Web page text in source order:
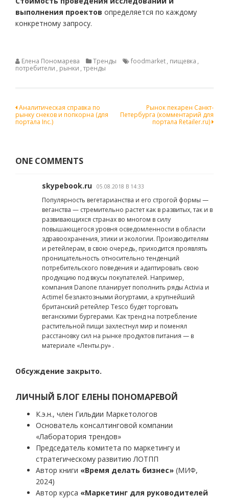
выполнения проектов определяется по каждому
конкретному запросу.
Елена Пономарева Тренды foodmarket, пищевка ,
потребители , рынки , тренды
Навигация
по
Аналитическая справка по
рынку снеков и попкорна (для
портала Inc.)
Рынок пекарен Санкт-
Петербурга (комментарий для
портала Retailer.ru)
ONE COMMENTS
skypebook.ru 05.08.2018 В 14:33
Популярность вегетарианства и его строгой формы —
веганства — стремительно растет как в развитых, так и в
развивающихся странах во многом в силу
повышающегося уровня осведомленности в области
здравоохранения, этики и экологии. Производителям
и ретейлерам, в свою очередь, приходится проявлять
проницательность относительно тенденций
потребительского поведения и адаптировать свою
продукцию под вкусы покупателей. Например,
компания Danone планирует пополнить ряды Activia и
Actimel безлактозными йогуртами, а крупнейший
британский ретейлер Tesco будет торговать
веганскими бургерами. Как тренд на потребление
растительной пищи захлестнул мир и поменял
расстановку сил на рынке продуктов питания — в
материале «Ленты.ру» .
Обсуждение закрыто.
ЛИЧНЫЙ БЛОГ ЕЛЕНЫ ПОНОМАРЕВОЙ
К.э.н., член Гильдии Маркетологов
Основатель консалтинговой компании
«Лаборатория трендов»
Председатель комитета по маркетингу и
стратегическому развитию ЛОТПП
Автор книги «Время делать бизнес» (МИФ,
2024)
Автор курса «Маркетинг для руководителей